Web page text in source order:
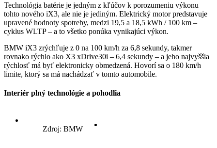
Technológia batérie je jedným z kľúčov k porozumeniu výkonu
tohto nového iX3, ale nie je jediným. Elektrický motor predstavuje
upravené hodnoty spotreby, medzi 19,5 a 18,5 kWh / 100 km –
cyklus WLTP – a to všetko ponúka vynikajúci výkon.
BMW iX3 zrýchľuje z 0 na 100 km/h za 6,8 sekundy, takmer
rovnako rýchlo ako X3 xDrive30i – 6,4 sekundy – a jeho najvyššia
rýchlosť má byť elektronicky obmedzená. Hovorí sa o 180 km/h
limite, ktorý sa má nachádzať v tomto automobile.
Interiér plný technológie a pohodlia
Zdroj: BMW